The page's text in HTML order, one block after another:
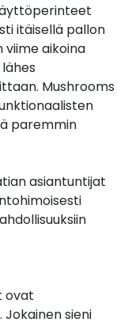
itäisellä pallon
viime aikoina
Mushrooms
paremmin
asiantuntijat
ovat
sieni